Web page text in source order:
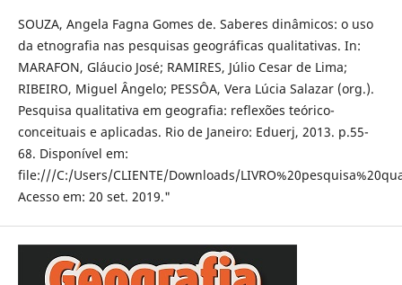
SOUZA, Angela Fagna Gomes de. Saberes dinâmicos: o uso
da etnografia nas pesquisas geográficas qualitativas. In:
MARAFON, Gláucio José; RAMIRES, Júlio Cesar de Lima;
RIBEIRO, Miguel Ângelo; PESSÔA, Vera Lúcia Salazar (org.).
Pesquisa qualitativa em geografia: reflexões teórico-
conceituais e aplicadas. Rio de Janeiro: Eduerj, 2013. p.55-
68. Disponível em:
file:///C:/Users/CLIENTE/Downloads/
Acesso em: 20 set. 2019."